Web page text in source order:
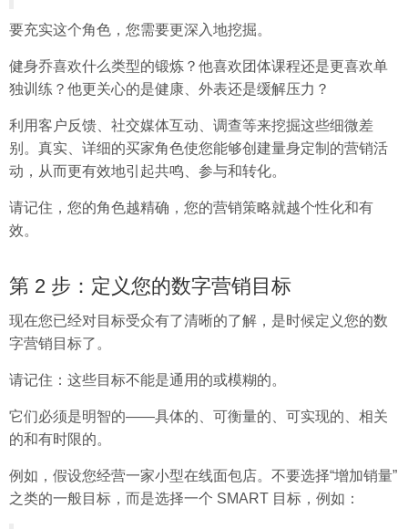
要充实这个角色，您需要更深入地挖掘。
健身乔喜欢什么类型的锻炼？他喜欢团体课程还是更喜欢单
独训练？他更关心的是健康、外表还是缓解压力？
利用客户反馈、社交媒体互动、调查等来挖掘这些细微差
别。真实、详细的买家角色使您能够创建量身定制的营销活
动，从而更有效地引起共鸣、参与和转化。
请记住，您的角色越精确，您的营销策略就越个性化和有
效。
第 2 步：定义您的数字营销目标
现在您已经对目标受众有了清晰的了解，是时候定义您的数
字营销目标了。
请记住：这些目标不能是通用的或模糊的。
它们必须是明智的——具体的、可衡量的、可实现的、相关
的和有时限的。
例如，假设您经营一家小型在线面包店。不要选择“增加销量”
之类的一般目标，而是选择一个 SMART 目标，例如：